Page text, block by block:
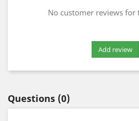
No customer reviews for
Questions (0)